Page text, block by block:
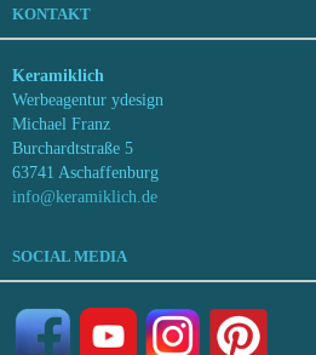
KONTAKT
Keramiklich
Werbeagentur ydesign
Michael Franz
Burchardtstraße 5
63741 Aschaffenburg
info@keramiklich.de
SOCIAL MEDIA